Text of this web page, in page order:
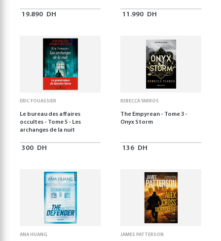
19.890 DH 11.990 DH
ERIC FOUASSIER
Le bureau des affaires
occultes - Tome 5 - Les
archanges de la nuit
300 DH
REBECCA YARROS
The Empyrean - Tome 3 -
Onyx Storm
136 DH
ANA HUANG JAMES PATTERSON